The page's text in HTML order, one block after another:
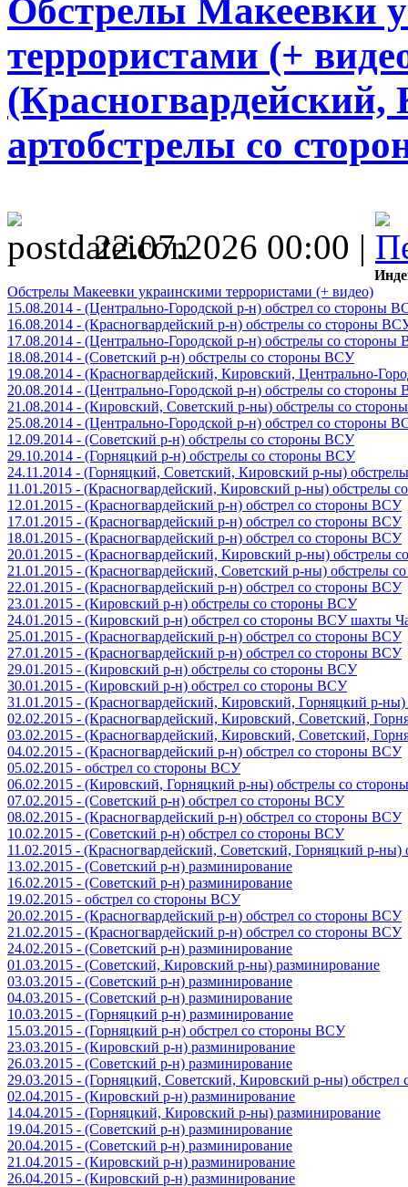
Обстрелы Макеевки
террористами (+
артобстрелы со
22.07.2026 00:00 |
Обстрелы Макеевки украинскими террористами (+ видео)
15.08.2014 - (Центрально-Городской р-н) обстрел со стороны
16.08.2014 - (Красногвардейский р-н) обстрелы со стороны
17.08.2014 - (Центрально-Городской р-н) обстрелы со стороны
18.08.2014 - (Советский р-н) обстрелы со стороны ВСУ
19.08.2014 - (Красногвардейский, Кировский, Центрально-
20.08.2014 - (Центрально-Городской р-н) обстрелы со стороны
21.08.2014 - (Кировский, Советский р-ны) обстрелы со
25.08.2014 - (Центрально-Городской р-н) обстрел со стороны
12.09.2014 - (Советский р-н) обстрелы со стороны ВСУ
29.10.2014 - (Горняцкий р-н) обстрелы со стороны ВСУ
24.11.2014 - (Горняцкий, Советский, Кировский р-ны)
11.01.2015 - (Красногвардейский, Кировский р-ны) обстрелы
12.01.2015 - (Красногвардейский р-н) обстрел со стороны ВСУ
17.01.2015 - (Красногвардейский р-н) обстрел со стороны ВСУ
18.01.2015 - (Красногвардейский р-н) обстрел со стороны ВСУ
20.01.2015 - (Красногвардейский, Кировский р-ны) обстрелы
21.01.2015 - (Красногвардейский, Советский р-ны) обстрелы
22.01.2015 - (Красногвардейский р-н) обстрел со стороны ВСУ
23.01.2015 - (Кировский р-н) обстрелы со стороны ВСУ
24.01.2015 - (Кировский р-н) обстрел со стороны ВСУ шахты
25.01.2015 - (Красногвардейский р-н) обстрел со стороны ВСУ
27.01.2015 - (Красногвардейский р-н) обстрел со стороны ВСУ
29.01.2015 - (Кировский р-н) обстрелы со стороны ВСУ
30.01.2015 - (Кировский р-н) обстрел со стороны ВСУ
31.01.2015 - (Красногвардейский, Кировский, Горняцкий р-
02.02.2015 - (Красногвардейский, Кировский, Советский,
03.02.2015 - (Красногвардейский, Кировский, Советский,
04.02.2015 - (Красногвардейский р-н) обстрел со стороны ВСУ
05.02.2015 - обстрел со стороны ВСУ
06.02.2015 - (Кировский, Горняцкий р-ны) обстрелы со
07.02.2015 - (Советский р-н) обстрел со стороны ВСУ
08.02.2015 - (Красногвардейский р-н) обстрел со стороны ВСУ
10.02.2015 - (Советский р-н) обстрел со стороны ВСУ
11.02.2015 - (Красногвардейский, Советский, Горняцкий р-
13.02.2015 - (Советский р-н) разминирование
16.02.2015 - (Советский р-н) разминирование
19.02.2015 - обстрел со стороны ВСУ
20.02.2015 - (Красногвардейский р-н) обстрел со стороны ВСУ
21.02.2015 - (Красногвардейский р-н) обстрел со стороны ВСУ
24.02.2015 - (Советский р-н) разминирование
01.03.2015 - (Советский, Кировский р-ны) разминирование
03.03.2015 - (Советский р-н) разминирование
04.03.2015 - (Советский р-н) разминирование
10.03.2015 - (Горняцкий р-н) разминирование
15.03.2015 - (Горняцкий р-н) обстрел со стороны ВСУ
23.03.2015 - (Кировский р-н) разминирование
26.03.2015 - (Советский р-н) разминирование
29.03.2015 - (Горняцкий, Советский, Кировский р-ны)
02.04.2015 - (Кировский р-н) разминирование
14.04.2015 - (Горняцкий, Кировский р-ны) разминирование
19.04.2015 - (Советский р-н) разминирование
20.04.2015 - (Советский р-н) разминирование
21.04.2015 - (Кировский р-н) разминирование
26.04.2015 - (Кировский р-н) разминирование